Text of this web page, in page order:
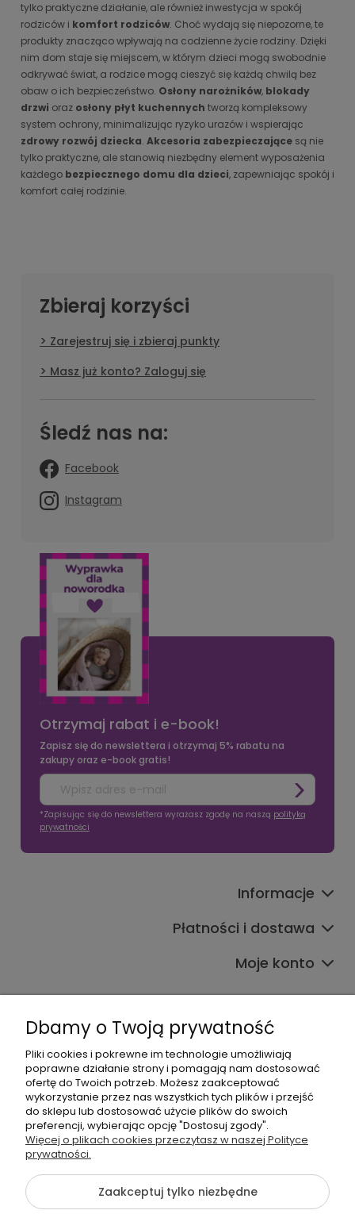
tylko praktyczne działanie, ale również inwestycja w spokój
rodziców i komfort rodziców. Choć wydają się niepozorne, te
produkty znacząco wpływają na codzienne życie rodziny. Dzięki
nim dom staje się miejscem, w którym dzieci mogą swobodnie
odkrywać świat, a rodzice mogą cieszyć się każdą chwilą bez
obaw o ich bezpieczeństwo. Osłony narożników, blokady
drzwi oraz osłony płyt kuchennych tworzą kompleksowy
system ochrony, minimalizując ryzyko urazów i wspierając
zdrowy rozwój dziecka. Akcesoria zabezpieczające są nie
tylko praktyczne, ale stanowią niezbędny element wyposażenia
każdego bezpiecznego domu dla dzieci, zapewniając spokój i
komfort całej rodzinie.
Zbieraj korzyści
Zarejestruj się i zbieraj punkty
Masz już konto? Zaloguj się
Śledź nas na:
Facebook
Instagram
Otrzymaj rabat i e-book!
Zapisz się do newslettera i otrzymaj 5% rabatu na
zakupy oraz e-book gratis!
*Zapisując się do newslettera wyrażasz zgodę na naszą polityką
prywatności
Informacje
Płatności i dostawa
Moje konto
608017795
bok@babymama.pl
Sklep dla dzieci - nazwa firmy:
Baby Shower Katarzyna Pawłowska
ul. Belgradzka 14
02-793 Warszawa, Polska
NIP: 526-230-67-54
Dbamy o Twoją prywatność
Pliki cookies i pokrewne im technologie umożliwiają
poprawne działanie strony i pomagają nam dostosować
ofertę do Twoich potrzeb. Możesz zaakceptować
wykorzystanie przez nas wszystkich tych plików i przejść
do sklepu lub dostosować użycie plików do swoich
preferencji, wybierając opcję "Dostosuj zgody".
Więcej o plikach cookies przeczytasz w naszej Polityce
prywatności.
Zaakceptuj tylko niezbędne